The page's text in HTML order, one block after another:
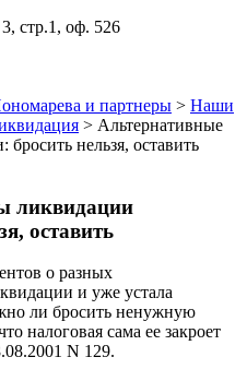
стр.1, оф. 526
и партнеры > Наши
> Альтернативные
нельзя, оставить
ликвидации
оставить
о разных
и уже устала
ли бросить ненужную
налоговая сама ее закроет
N 129.